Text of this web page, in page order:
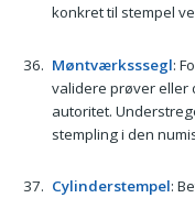
konkret til stempel
Møntværksssegl:
validere prøver eller
autoritet.
stempling i den
Cylinderstempel: